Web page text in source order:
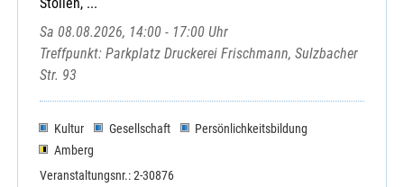
Stollen, ...
Sa 08.08.2026, 14:00 - 17:00 Uhr
Treffpunkt: Parkplatz Druckerei Frischmann, Sulzbacher
Str. 93
Kultur Gesellschaft
Persönlichkeitsbildung
Amberg
Veranstaltungsnr.: 2-30876